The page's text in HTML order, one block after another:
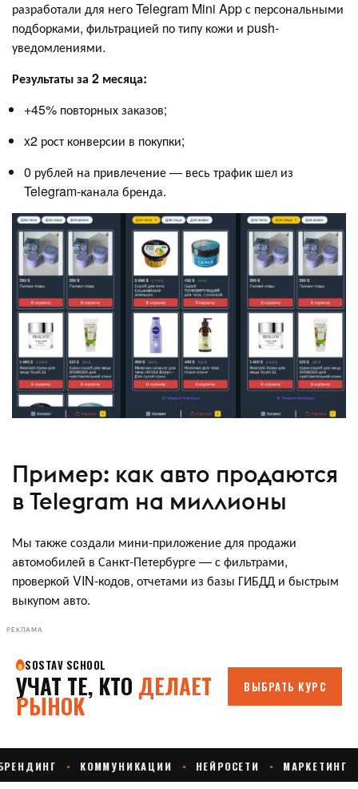
разработали для него Telegram Mini App с персональными
подборками, фильтрацией по типу кожи и push-
уведомлениями.
Результаты за 2 месяца:
+45% повторных заказов;
x2 рост конверсии в покупки;
0 рублей на привлечение — весь трафик шел из
Telegram-канала бренда.
Пример: как авто продаются
в Telegram на миллионы
Мы также создали мини-приложение для продажи
автомобилей в Санкт-Петербурге — с фильтрами,
проверкой VIN-кодов, отчетами из базы ГИБДД и быстрым
выкупом авто.
РЕКЛАМА